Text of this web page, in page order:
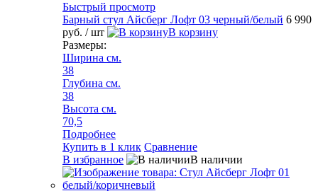
Быстрый просмотр
Барный стул Айсберг Лофт 03 черный/белый 6 990
руб. / шт
В корзину
Размеры:
Ширина см.
38
Глубина см.
38
Высота см.
70,5
Подробнее
Купить в 1 клик Сравнение
В избранное
В наличии